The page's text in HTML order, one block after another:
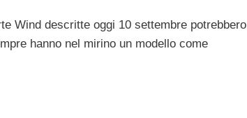
Wind descritte oggi 10 settembre potrebbero
hanno nel mirino un modello come